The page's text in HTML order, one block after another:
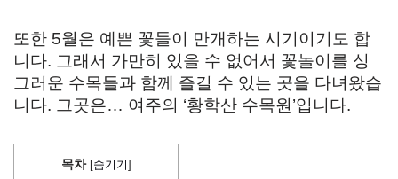
또한 5월은 예쁜 꽃들이 만개하는 시기이기도 합
니다. 그래서 가만히 있을 수 없어서 꽃놀이를 싱
그러운 수목들과 함께 즐길 수 있는 곳을 다녀왔습
니다. 그곳은… 여주의 ‘황학산 수목원’입니다.
목차 [숨기기]